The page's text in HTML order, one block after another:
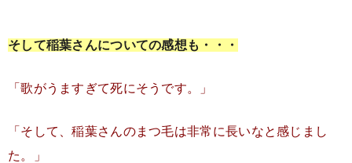
そして稲葉さんについての感想も・・・
「歌がうますぎて死にそうです。」
「そして、稲葉さんのまつ毛は非常に長いなと感じまし
た。」